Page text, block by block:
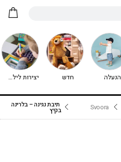
הנעלה חדש יצירות לילדים - יצירה לילדים
Svoora תיבת נגינה – בלרינה
בקיץ